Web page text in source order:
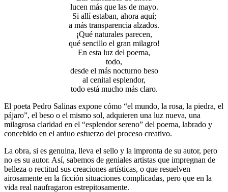
lucen más que las de mayo.
Si allí estaban, ahora aquí;
a más transparencia alzados.
¡Qué naturales parecen,
qué sencillo el gran milagro!
En esta luz del poema,
todo,
desde el más nocturno beso
al cenital esplendor,
todo está mucho más claro.
El poeta Pedro Salinas expone cómo “el mundo, la rosa, la piedra, el
pájaro”, el beso o el mismo sol, adquieren una luz nueva, una
milagrosa claridad en el “esplendor sereno” del poema, labrado y
concebido en el arduo esfuerzo del proceso creativo.
La obra, si es genuina, lleva el sello y la impronta de su autor, pero
no es su autor. Así, sabemos de geniales artistas que impregnan de
belleza o rectitud sus creaciones artísticas, o que resuelven
airosamente en la ficción situaciones complicadas, pero que en la
vida real naufragaron estrepitosamente.